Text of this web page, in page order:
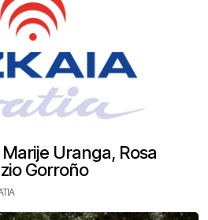
Uranga, Rosa
Gorroño